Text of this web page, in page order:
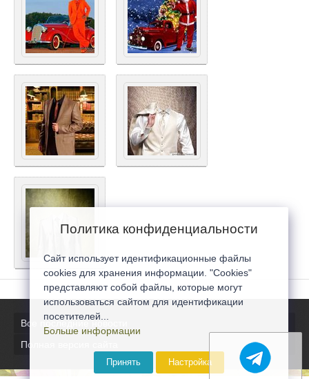
Все последние новости
Полная версия сайта
Политика конфиденциальности
Сайт использует идентификационные файлы
cookies для хранения информации. "Cookies"
представляют собой файлы, которые могут
использоваться сайтом для идентификации
посетителей...
Больше информации
Принять Настройка